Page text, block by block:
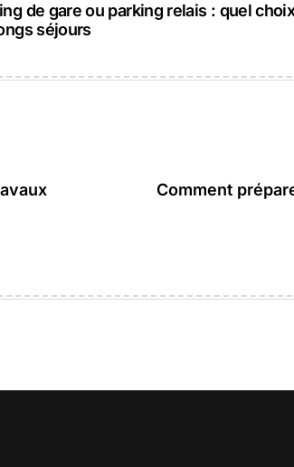
de gare ou parking relais : quel
séjours
Comment